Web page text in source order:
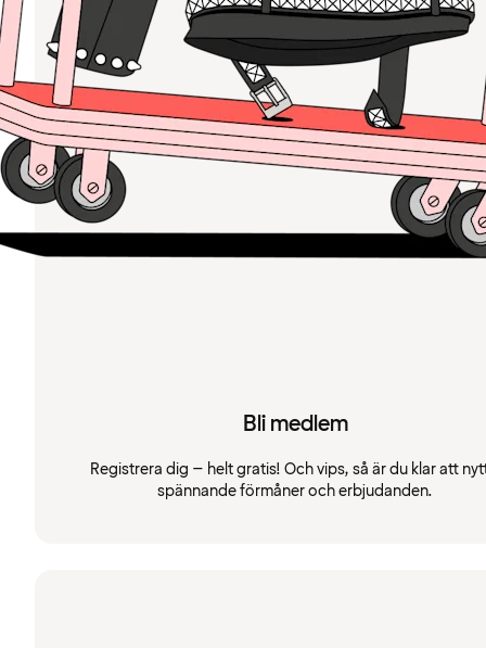
Bli medlem
Registrera dig – helt gratis! Och vips, så är du klar att
spännande förmåner och erbjudanden.